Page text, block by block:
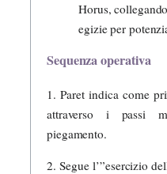
Horus,
egizie per
Sequenza operativa
1. Paret indica come
attraverso i passi
piegamento.
2. Segue l’”esercizio